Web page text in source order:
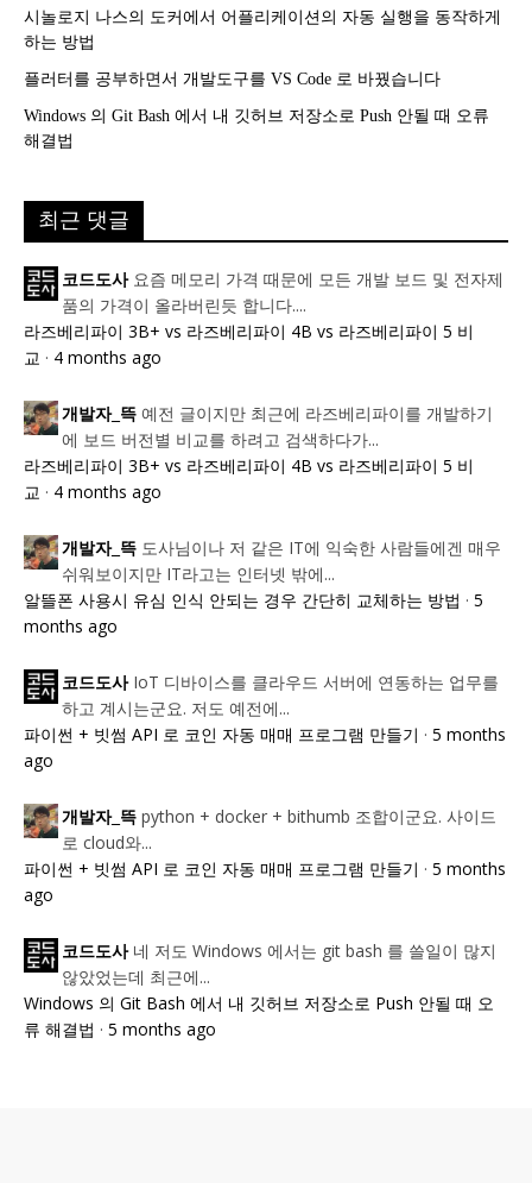
시놀로지 나스의 도커에서 어플리케이션의 자동 실행을 동작하게
하는 방법
플러터를 공부하면서 개발도구를 VS Code 로 바꿨습니다
Windows 의 Git Bash 에서 내 깃허브 저장소로 Push 안될 때 오류
해결법
최근 댓글
코드도사 요즘 메모리 가격 때문에 모든 개발 보드 및 전자제
품의 가격이 올라버린듯 합니다....
라즈베리파이 3B+ vs 라즈베리파이 4B vs 라즈베리파이 5 비
교 · 4 months ago
개발자_뜩 예전 글이지만 최근에 라즈베리파이를 개발하기
에 보드 버전별 비교를 하려고 검색하다가...
라즈베리파이 3B+ vs 라즈베리파이 4B vs 라즈베리파이 5 비
교 · 4 months ago
개발자_뜩 도사님이나 저 같은 IT에 익숙한 사람들에겐 매우
쉬워보이지만 IT라고는 인터넷 밖에...
알뜰폰 사용시 유심 인식 안되는 경우 간단히 교체하는 방법 · 5
months ago
코드도사 IoT 디바이스를 클라우드 서버에 연동하는 업무를
하고 계시는군요. 저도 예전에...
파이썬 + 빗썸 API 로 코인 자동 매매 프로그램 만들기 · 5 months
ago
개발자_뜩 python + docker + bithumb 조합이군요. 사이드
로 cloud와...
파이썬 + 빗썸 API 로 코인 자동 매매 프로그램 만들기 · 5 months
ago
코드도사 네 저도 Windows 에서는 git bash 를 쓸일이 많지
않았었는데 최근에...
Windows 의 Git Bash 에서 내 깃허브 저장소로 Push 안될 때 오
류 해결법 · 5 months ago